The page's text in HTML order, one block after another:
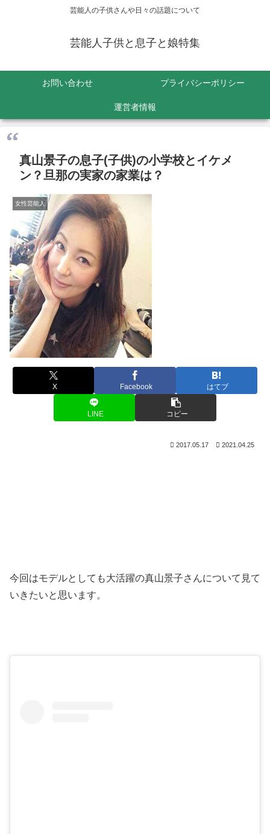
芸能人の子供さんや日々の話題について
芸能人子供と息子と娘特集
お問い合わせ プライバシーポリシー
運営者情報
真山景子の息子(子供)の小学校とイケメ
ン？旦那の実家の家業は？
女性芸能人
X Facebook はてブ
LINE コピー
2017.05.17 2021.04.25
今回はモデルとしても大活躍の真山景子さんについて見て
いきたいと思います。